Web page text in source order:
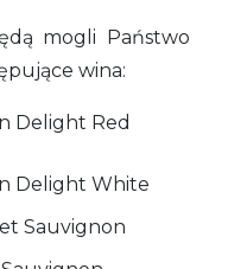
mogli Państwo
wina:
Delight Red
Delight White
Sauvignon